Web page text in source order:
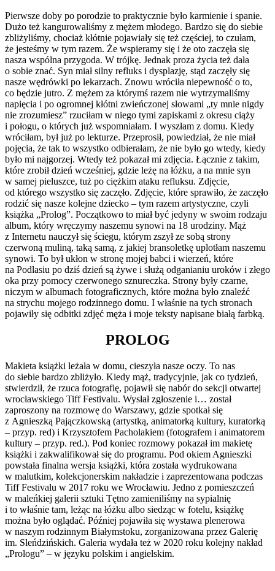
Pierwsze doby po porodzie to praktycznie było karmienie i spanie.
Dużo też kangurowaliśmy z mężem młodego. Bardzo się do siebie
zbliżyliśmy, chociaż kłótnie pojawiały się też częściej, to czułam,
że jesteśmy w tym razem. Że wspieramy się i że oto zaczęła się
nasza wspólna przygoda. W trójkę. Jednak proza życia też dała
o sobie znać. Syn miał silny refluks i dysplazję, stąd zaczęły się
nasze wędrówki po lekarzach. Znowu wróciła niepewność o to,
co będzie jutro. Z mężem za którymś razem nie wytrzymaliśmy
napięcia i po ogromnej kłótni zwieńczonej słowami „ty mnie nigdy
nie zrozumiesz” rzuciłam w niego tymi zapiskami z okresu ciąży
i połogu, o których już wspomniałam. I wyszłam z domu. Kiedy
wróciłam, był już po lekturze. Przeprosił, powiedział, że nie miał
pojęcia, że tak to wszystko odbierałam, że nie było go wtedy, kiedy
było mi najgorzej. Wtedy też pokazał mi zdjęcia. Łącznie z takim,
które zrobił dzień wcześniej, gdzie leżę na łóżku, a na mnie syn
w samej pieluszce, tuż po ciężkim ataku refluksu. Zdjęcie,
od którego wszystko się zaczęło. Zdjęcie, które sprawiło, że zaczęło
rodzić się nasze kolejne dziecko – tym razem artystyczne, czyli
książka „Prolog”. Początkowo to miał być jedyny w swoim rodzaju
album, który wręczymy naszemu synowi na 18 urodziny. Mąż
z Internetu nauczył się ściegu, którym zszył ze sobą strony
czerwoną muliną, taką samą, z jakiej bransoletkę uplotłam naszemu
synowi. To był ukłon w stronę mojej babci i wierzeń, które
na Podlasiu po dziś dzień są żywe i służą odganianiu uroków i złego
oka przy pomocy czerwonego sznureczka. Strony były czarne,
niczym w albumach fotograficznych, które można było znaleźć
na strychu mojego rodzinnego domu. I właśnie na tych stronach
pojawiły się odbitki zdjęć męża i moje teksty napisane białą farbką.
PROLOG
Makieta książki leżała w domu, cieszyła nasze oczy. To nas
do siebie bardzo zbliżyło. Kiedy mąż, tradycyjnie, jak co tydzień,
stwierdził, że rzuca fotografię, pojawił się nabór do sekcji otwartej
wrocławskiego Tiff Festivalu. Wysłał zgłoszenie i… został
zaproszony na rozmowę do Warszawy, gdzie spotkał się
z Agnieszką Pajączkowską (artystką, animatorką kultury, kuratorką
– przyp. red) i Krzysztofem Pacholakiem (fotografem i animatorem
kultury – przyp. red.). Pod koniec rozmowy pokazał im makietę
książki i zakwalifikował się do programu. Pod okiem Agnieszki
powstała finalna wersja książki, która została wydrukowana
w malutkim, kolekcjonerskim nakładzie i zaprezentowana podczas
Tiff Festivalu w 2017 roku we Wrocławiu. Jedno z pomieszczeń
w maleńkiej galerii sztuki Tętno zamieniliśmy na sypialnię
i to właśnie tam, leżąc na łóżku albo siedząc w fotelu, książkę
można było oglądać. Później pojawiła się wystawa plenerowa
w naszym rodzinnym Białymstoku, zorganizowana przez Galerię
im. Sleńdzińskich. Galeria wydała też w 2020 roku kolejny nakład
„Prologu” – w języku polskim i angielskim.